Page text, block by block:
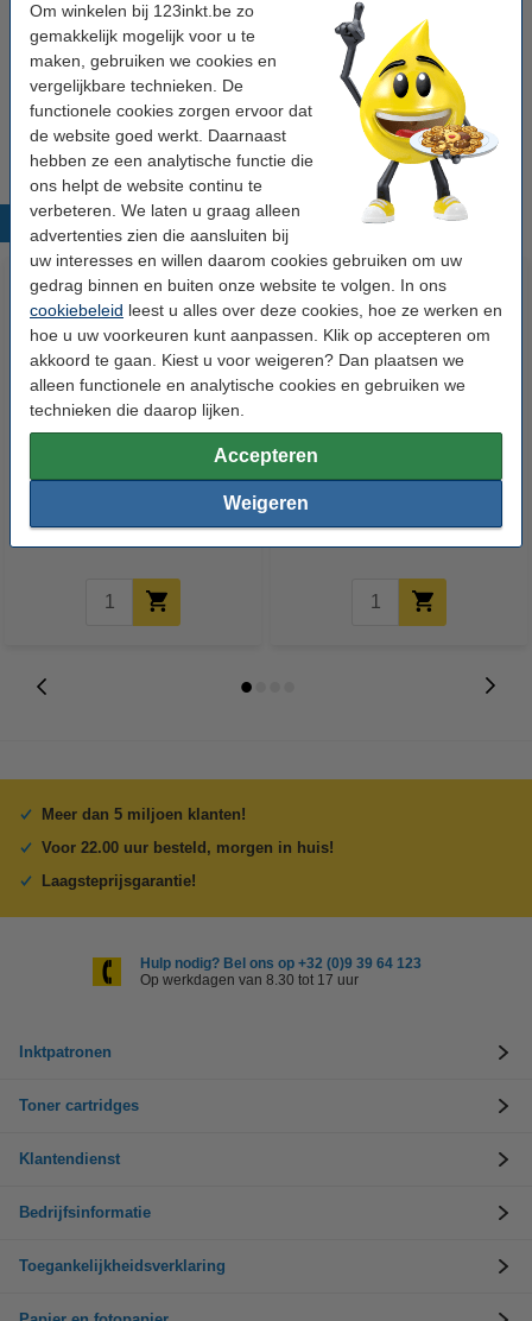
Om winkelen bij 123inkt.be zo
gemakkelijk mogelijk voor u te
maken, gebruiken we cookies en
vergelijkbare technieken. De
functionele cookies zorgen ervoor dat
de website goed werkt. Daarnaast
hebben ze een analytische functie die
ons helpt de website continu te
verbeteren. We laten u graag alleen
advertenties zien die aansluiten bij
uw interesses en willen daarom cookies gebruiken om uw
gedrag binnen en buiten onze website te volgen. In ons
cookiebeleid leest u alles over deze cookies, hoe ze werken en
hoe u uw voorkeuren kunt aanpassen. Klik op accepteren om
akkoord te gaan. Kiest u voor weigeren? Dan plaatsen we
alleen functionele en analytische cookies en gebruiken we
technieken die daarop lijken.
Accepteren
Weigeren
Papierformaat: A3
Aantal vellen: 500 vellen
Ons artikelnr: 250108
Populaire producten
Clairefontaine gekleurd papier
€ 17,50 Incl. 21% btw
Clairefontaine gekleurd papier
€ 17,50 Incl. 21% btw
Meer dan 5 miljoen klanten!
Voor 22.00 uur besteld, morgen in huis!
Laagsteprijsgarantie!
Hulp nodig? Bel ons op +32 (0)9 39 64 123
Op werkdagen van 8.30 tot 17 uur
Inktpatronen
Toner cartridges
Klantendienst
Bedrijfsinformatie
Toegankelijkheidsverklaring